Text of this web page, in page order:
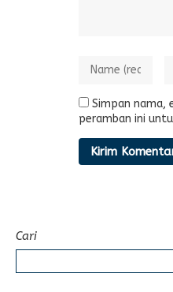
Simpan nama,
peramban ini
Cari